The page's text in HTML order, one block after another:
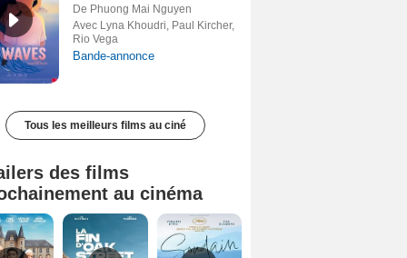
De Phuong Mai Nguyen
Avec Lyna Khoudri, Paul Kircher,
Rio Vega
Bande-annonce
Tous les meilleurs films au ciné
des films
au cinéma
Tombé du ciel Bande-annonce VF La fin d’Oak Street Bande-annonce VO STFR